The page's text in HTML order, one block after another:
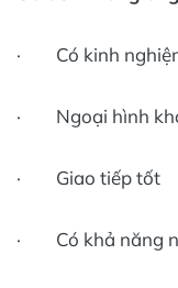
· Có kinh
· Ngoại hình
· Giao tiếp tốt
· Có khả năng